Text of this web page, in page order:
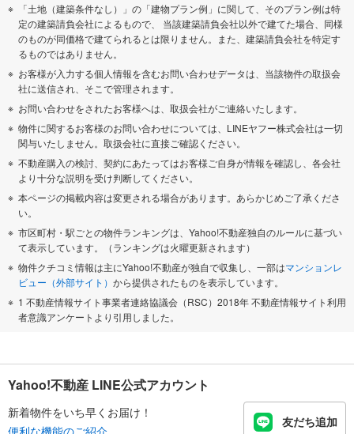
「土地（建築条件なし）」の「建物プラン例」に関して、そのプラン例は特
定の建築請負会社によるもので、 当該建築請負会社以外で建てた場合、同様
のものが同価格で建てられるとは限りません。また、建築請負会社を特定す
るものではありません。
お客様が入力する個人情報を含むお問い合わせデータは、当該物件の取扱会
社に送信され、そこで管理されます。
お問い合わせをされたお客様へは、取扱会社がご連絡いたします。
物件に関するお客様のお問い合わせについては、LINEヤフー株式会社は一切
関与いたしません。取扱会社に直接ご確認ください。
不動産購入の検討、契約にあたってはお客様ご自身が情報を確認し、各会社
より十分な説明を受け判断してください。
本ページの掲載内容は変更される場合があります。あらかじめご了承くださ
い。
市区町村・駅ごとの物件ランキングは、Yahoo!不動産独自のルールに基づい
て表示しています。（ランキングは火曜更新されます）
物件クチコミ情報は主にYahoo!不動産が独自で収集し、一部はマンションレ
ビュー（外部サイト） から提供されたものを表示しています。
1 不動産情報サイト事業者連絡協議会（RSC）2018年 不動産情報サイト利用
者意識アンケートより引用しました。
Yahoo!不動産 LINE公式アカウント
新着物件をいち早くお届け！
友だち追加